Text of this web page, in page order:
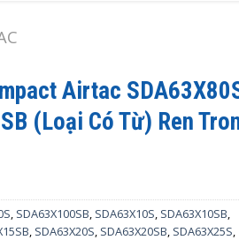
Airtac
(Loại Có Từ) Ren
, SDA63X100SB, SDA63X10S, SDA63X10SB,
, SDA63X20S, SDA63X20SB, SDA63X25S,